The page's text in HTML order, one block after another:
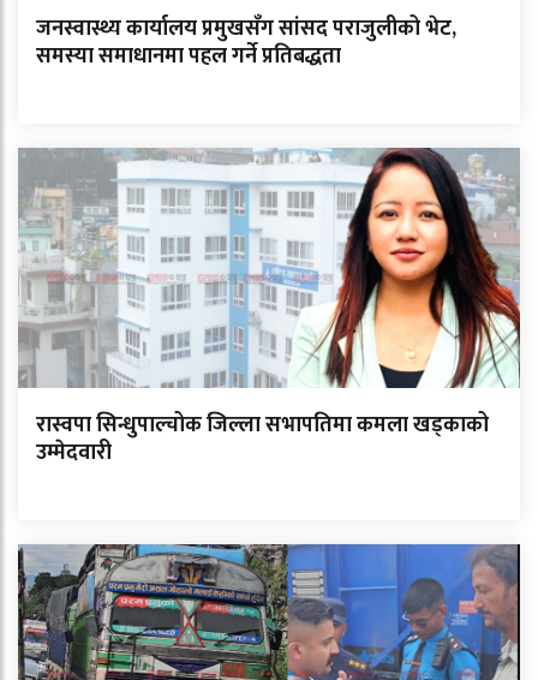
जनस्वास्थ्य कार्यालय प्रमुखसँग सांसद पराजुलीको भेट,
समस्या समाधानमा पहल गर्ने प्रतिबद्धता
रास्वपा सिन्धुपाल्चोक जिल्ला सभापतिमा कमला खड्काको
उम्मेदवारी